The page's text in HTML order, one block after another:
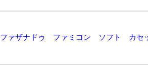
ファザナドゥ ファミコン ソフト カセ